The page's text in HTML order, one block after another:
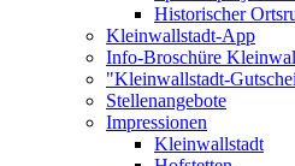
Historischer
Kleinwallstadt-App
Info-Broschüre
"Kleinwallstadt-
Stellenangebote
Impressionen
Kleinwallstadt